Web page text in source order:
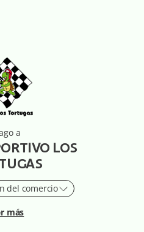
a
LOS
del comercio
más